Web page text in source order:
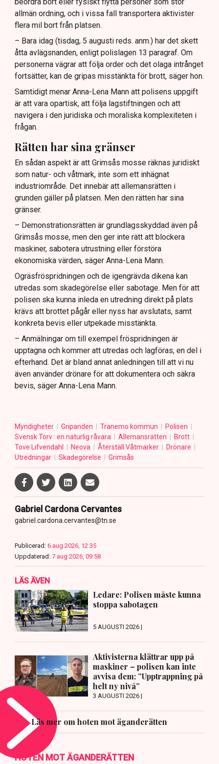
allmän ordning, och i vissa fall transportera aktivister
flera mil bort från platsen.
– Bara idag (tisdag, 5 augusti reds. anm.) har det skett
åtta avlägsnanden, enligt polislagen 13 paragraf. Om
personerna vägrar att följa order och det olaga intrånget
fortsätter, kan de gripas misstänkta för brott, säger hon.
Samtidigt menar Anna-Lena Mann att polisens uppgift
är att vara opartisk, att följa lagstiftningen och att
navigera i den juridiska och moraliska komplexiteten i
frågan.
Rätten har sina gränser
En sådan aspekt är att Grimsås mosse räknas juridiskt
som natur- och våtmark, inte som ett inhägnat
industriområde. Det innebär att allemansrätten i
grunden gäller på platsen. Men den rätten har sina
gränser.
– Demonstrationsrätten är grundlagsskyddad även på
Grimsås mosse, men den ger inte rätt att blockera
maskiner, sabotera utrustning eller förstöra
ekonomiska värden, säger Anna-Lena Mann.
Ogräsfröspridningen och de igengrävda dikena kan
utredas som skadegörelse eller sabotage. Men för att
polisen ska kunna inleda en utredning direkt på plats
krävs att brottet pågår eller nyss har avslutats, samt
konkreta bevis eller utpekade misstänkta.
– Anmälningar om till exempel fröspridningen är
upptagna och kommer att utredas och lagföras, en del i
efterhand. Det är bland annat anledningen till att vi nu
även använder drönare för att dokumentera och säkra
bevis, säger Anna-Lena Mann.
Myndigheter Gripanden Tranemo kommun
Polisen
Svensk Torv : en naturlig råvara
Allemansrätten
Brott
Tove Lifvendahl
Neova Återställ Våtmarker
Drönare
Utredningar
Skadegörelse Grimsås
Gabriel Cardona Cervantes
gabriel.cardona.cervantes@tn.se
Publicerad: 6 aug 2026, 12:35
Uppdaterad: 7 aug 2026, 09:58
LÄS ÄVEN
Ledare: Polisen måste kunna
stoppa sabotagen
5 AUGUSTI 2026 |
Aktivisterna klättrar upp på
maskiner – polisen kan inte
avvisa dem: ”Upptrappning på
helt ny nivå”
3 AUGUSTI 2026 |
Läs mer om hoten mot äganderätten
HOTEN MOT ÄGANDERÄTTEN